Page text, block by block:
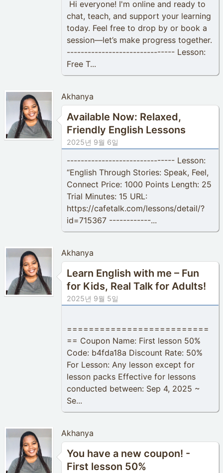
Hi everyone! I'm online and ready to
chat, teach, and support your learning
today. Feel free to drop by or book a
session—let’s make progress together.
------------------------------- Lesson:
Free T...
Akhanya
Available Now: Relaxed,
Friendly English Lessons
2025년 9월 6일
------------------------------- Lesson:
“English Through Stories: Speak, Feel,
Connect Price: 1000 Points Length: 25
Trial Minutes: 15 URL:
https://cafetalk.com/lessons/detail/?
id=715367 ------------...
Akhanya
Learn English with me – Fun
for Kids, Real Talk for Adults!
2025년 9월 5일
==========================
== Coupon Name: First lesson 50%
Code: b4fda18a Discount Rate: 50%
For Lesson: Any lesson except for
lesson packs Effective for lessons
conducted between: Sep 4, 2025 ~
Se...
Akhanya
You have a new coupon! -
First lesson 50%